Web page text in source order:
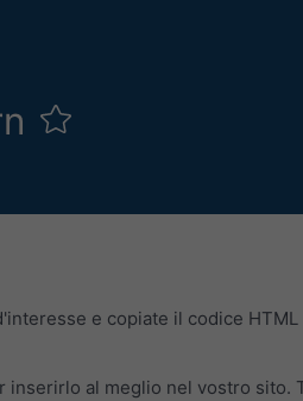
e copiate il codice
al meglio nel vostro sito.